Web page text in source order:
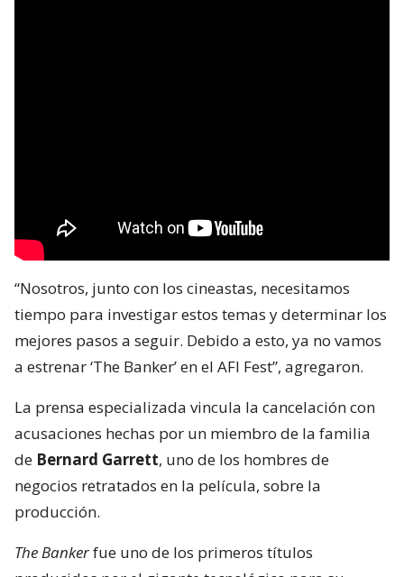
“Nosotros, junto con los cineastas, necesitamos
tiempo para investigar estos temas y determinar los
mejores pasos a seguir. Debido a esto, ya no vamos
a estrenar ‘The Banker’ en el AFI Fest”, agregaron.
La prensa especializada vincula la cancelación con
acusaciones hechas por un miembro de la familia
de Bernard Garrett, uno de los hombres de
negocios retratados en la película, sobre la
producción.
The Bankerfue uno de los primeros títulos